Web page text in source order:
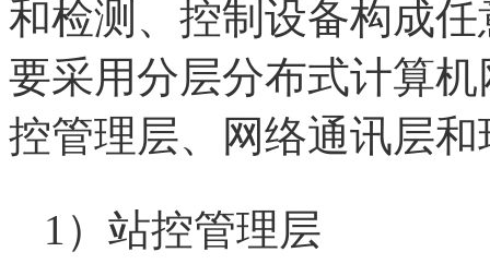
和检测、控制设备构成
要采用分层分布式计算
控管理层、网络通讯层
1）站控管理层